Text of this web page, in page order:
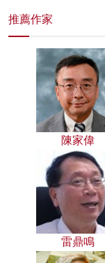
推薦作家
陳家偉
雷鼎鳴